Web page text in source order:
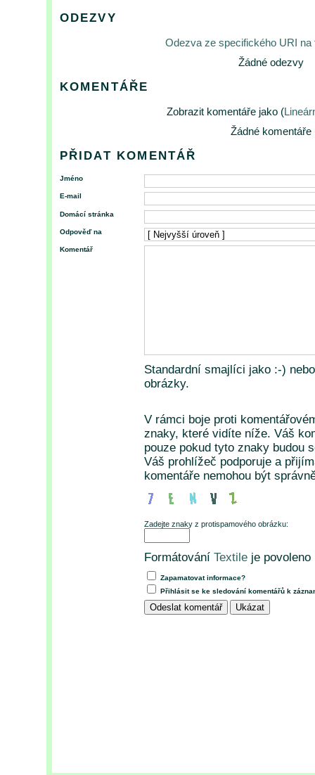
ODEZVY
Odezva ze specifického URI na
Žádné odezvy
KOMENTÁŘE
Zobrazit komentáře jako (
Žádné komentáře
PŘIDAT KOMENTÁŘ
Jméno
E-mail
Domácí stránka
Odpověď na
Komentář
Standardní smajlíci jako :-)
obrázky.
V rámci boje proti
znaky, které vidíte níže. Váš
pouze pokud tyto znaky budou
Váš prohlížeč podporuje a
komentáře nemohou být
Zadejte znaky z protispamového obrázku:
FormátováníTextile je povoleno
Zapamatovat informace?
Přihlásit se ke sledování komentářů k